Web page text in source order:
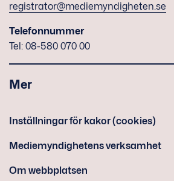
registrator@mediemyndigheten.se
Telefonnummer
Tel: 08-580 070 00
Mer
Inställningar för kakor (cookies)
Mediemyndighetens verksamhet
Om webbplatsen